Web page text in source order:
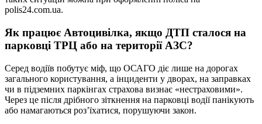
polis24.com.ua.
Як працює Автоцивілка, якщо ДТП сталося на
парковці ТРЦ або на території АЗС?
Серед водіїв побутує міф, що ОСАГО діє лише на дорогах
загального користування, а інциденти у дворах, на заправках
чи в підземних паркінгах страхова визнає «нестраховими».
Через це після дрібного зіткнення на парковці водії панікують
або намагаються роз’їхатися, порушуючи закон.